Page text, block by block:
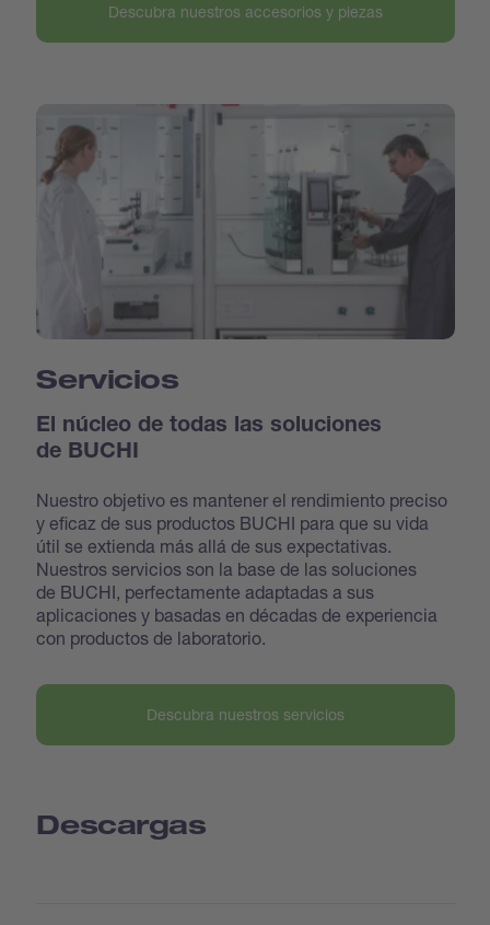
Descubra nuestros accesorios y piezas
Servicios
El núcleo de todas las soluciones
de BUCHI
Nuestro objetivo es mantener el rendimiento preciso
y eficaz de sus productos BUCHI para que su vida
útil se extienda más allá de sus expectativas.
Nuestros servicios son la base de las soluciones
de BUCHI, perfectamente adaptadas a sus
aplicaciones y basadas en décadas de experiencia
con productos de laboratorio.
Descubra nuestros servicios
Descargas